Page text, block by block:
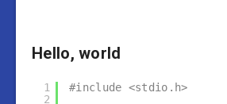
Hello, world
1
2
#include <stdio.h>